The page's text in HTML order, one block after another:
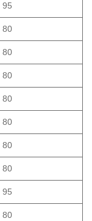
95
80
80
80
80
80
80
80
95
80